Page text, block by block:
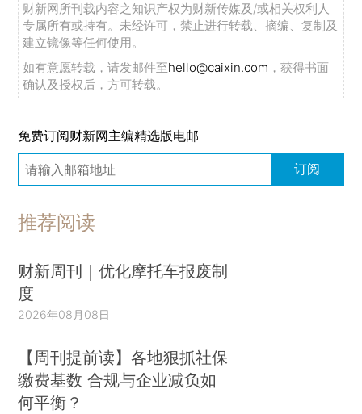
财新网所刊载内容之知识产权为财新传媒及/或相关权利人
专属所有或持有。未经许可，禁止进行转载、摘编、复制及
建立镜像等任何使用。
如有意愿转载，请发邮件至hello@caixin.com ，获得书面
确认及授权后，方可转载。
免费订阅财新网主编精选版电邮
订阅
推荐阅读
财新周刊｜优化摩托车报废制
度
2026年08月08日
【周刊提前读】各地狠抓社保
缴费基数 合规与企业减负如
何平衡？